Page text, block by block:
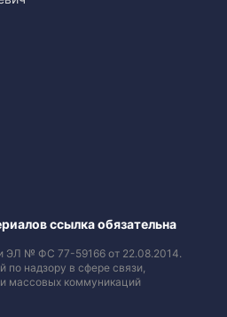
ссылка обязательна
ЭЛ № ФС 77-59166 от 22.08.2014.
надзору в сфере связи,
массовых коммуникаций